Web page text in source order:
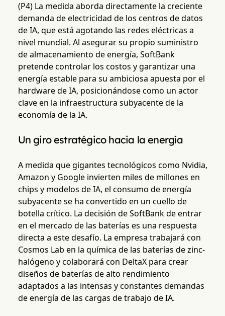
(P4) La medida aborda directamente la creciente
demanda de electricidad de los centros de datos
de IA, que está agotando las redes eléctricas a
nivel mundial. Al asegurar su propio suministro
de almacenamiento de energía, SoftBank
pretende controlar los costos y garantizar una
energía estable para su ambiciosa apuesta por el
hardware de IA, posicionándose como un actor
clave en la infraestructura subyacente de la
economía de la IA.
Un giro estratégico hacia la energía
A medida que gigantes tecnológicos como Nvidia,
Amazon y Google invierten miles de millones en
chips y modelos de IA, el consumo de energía
subyacente se ha convertido en un cuello de
botella crítico. La decisión de SoftBank de entrar
en el mercado de las baterías es una respuesta
directa a este desafío. La empresa trabajará con
Cosmos Lab en la química de las baterías de zinc-
halógeno y colaborará con DeltaX para crear
diseños de baterías de alto rendimiento
adaptados a las intensas y constantes demandas
de energía de las cargas de trabajo de IA.